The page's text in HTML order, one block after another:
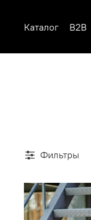
Каталог B2B
Фильтры